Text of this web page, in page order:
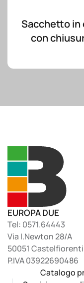
Sacchetto in
con
EUROPA DUE
Tel: 0571.64443
Via I.Newton 28/A
50051
P.IVA 03922690486
Catalogo